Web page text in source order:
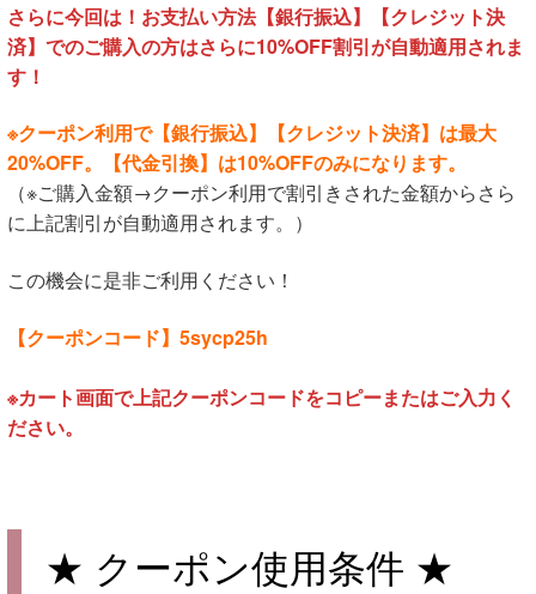
さらに今回は！お支払い方法【銀行振込】【クレジット決
済】でのご購入の方はさらに10%OFF割引が自動適用されま
す！
※クーポン利用で【銀行振込】【クレジット決済】は最大
20%OFF。【代金引換】は10%OFFのみになります。
（※ご購入金額→クーポン利用で割引きされた金額からさら
に上記割引が自動適用されます。）
この機会に是非ご利用ください！
【クーポンコード】5sycp25h
※カート画面で上記クーポンコードをコピーまたはご入力く
ださい。
★ クーポン使用条件 ★